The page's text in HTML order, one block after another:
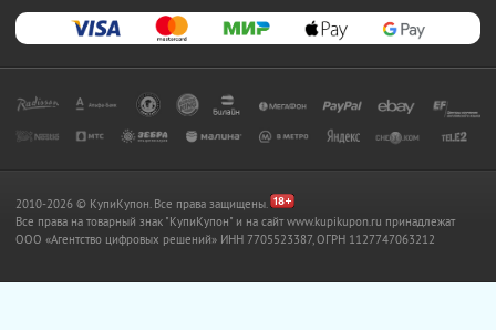
2010-2026 © КупиКупон. Все права защищены.
Все права на товарный знак "КупиКупон" и на сайт www.kupikupon.ru принадлежат
OOO «Агентство цифровых решений» ИНН 7705523387, ОГРН 1127747063212